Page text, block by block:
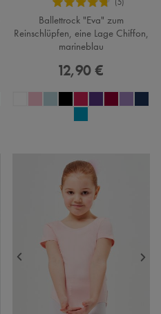
Ballettrock "Eva" zum
Reinschlüpfen, eine Lage Chiffon,
marineblau
12,90 €